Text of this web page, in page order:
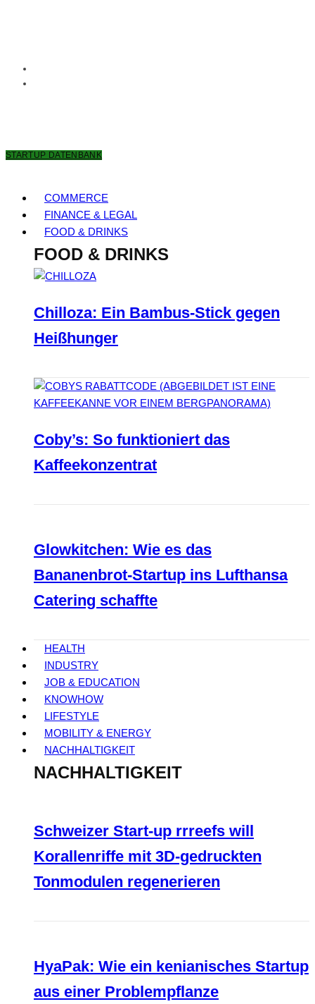
STARTUP DATENBANK
COMMERCE
FINANCE & LEGAL
FOOD & DRINKS
FOOD & DRINKS
Chilloza: Ein Bambus-Stick gegen
Heißhunger
Coby’s: So funktioniert das
Kaffeekonzentrat
Glowkitchen: Wie es das
Bananenbrot-Startup ins Lufthansa
Catering schaffte
HEALTH
INDUSTRY
JOB & EDUCATION
KNOWHOW
LIFESTYLE
MOBILITY & ENERGY
NACHHALTIGKEIT
NACHHALTIGKEIT
Schweizer Start-up rrreefs will
Korallenriffe mit 3D-gedruckten
Tonmodulen regenerieren
HyaPak: Wie ein kenianisches Startup
aus einer Problempflanze